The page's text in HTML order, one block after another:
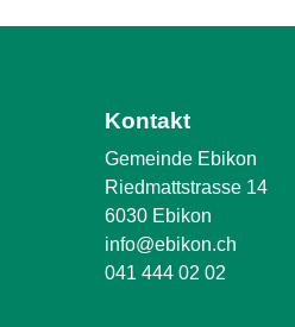
Kontakt
Gemeinde Ebikon
Riedmattstrasse 14
6030 Ebikon
info@ebikon.ch
041 444 02 02